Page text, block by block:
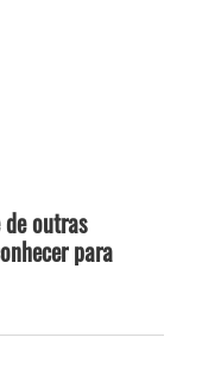
outras
para